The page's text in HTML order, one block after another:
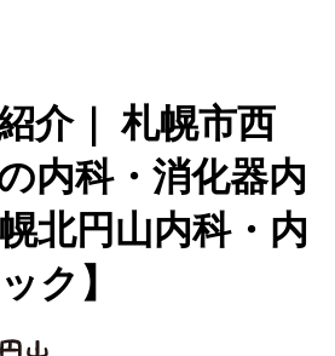
介｜ 札幌市西
内科・消化器内
北円山内科・内
ク】